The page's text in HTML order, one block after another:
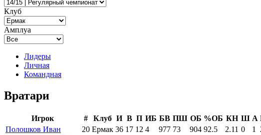
Клуб
Амплуа
Лидеры
Личная
Командная
Вратари
Игрок # Клуб И В П ИБ БВ ПШ ОБ %ОБ КН Ш А
Полошков Иван
20 Ермак 36 17 12 4 977 73 904 92.5 2.11 0 1